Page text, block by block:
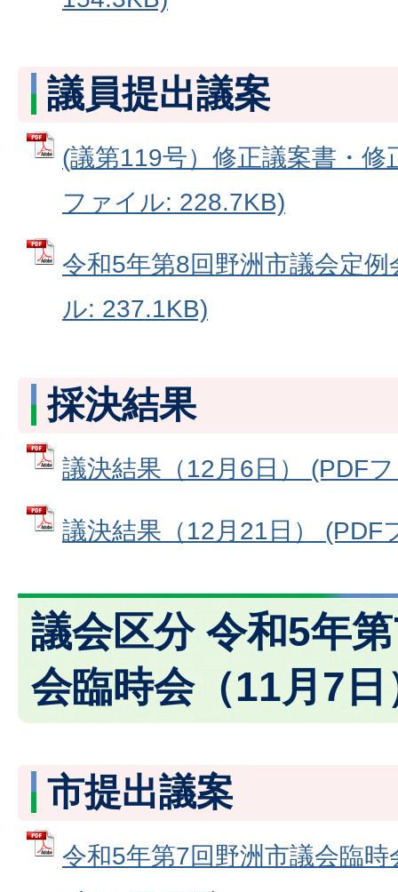
議員提出議案
(議第119号）修正議案書・修
ファイル: 228.7KB)
令和5年第8回野洲市議会定
ル: 237.1KB)
採決結果
議決結果（12月6日） (PDF
議決結果（12月21日） (PDF
議会区分 令和5年
会臨時会（11月7日
市提出議案
令和5年第7回野洲市議会臨